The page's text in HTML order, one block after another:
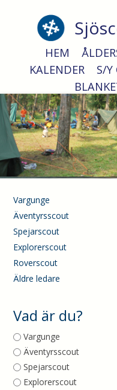
HEM
KALENDER
S/Y
Vargunge
Äventyrsscout
Spejarscout
Explorerscout
Roverscout
Äldre ledare
Vad är du?
Vargunge
Äventyrsscout
Spejarscout
Explorerscout